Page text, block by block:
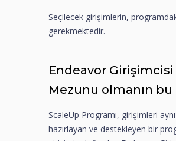
Seçilecek girişimlerin,
gerekmektedir.
Endeavor
Mezunu olmanın
ScaleUp Programı, girişimleri
hazırlayan ve destekleyen bir